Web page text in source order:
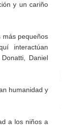
y un cariño
más pequeños
interactúan
Daniel
humanidad y
a los niños a